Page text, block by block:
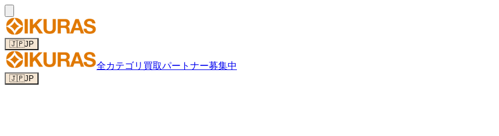
🇯🇵JP
全カテゴリ 買取パートナー募集中
🇯🇵JP